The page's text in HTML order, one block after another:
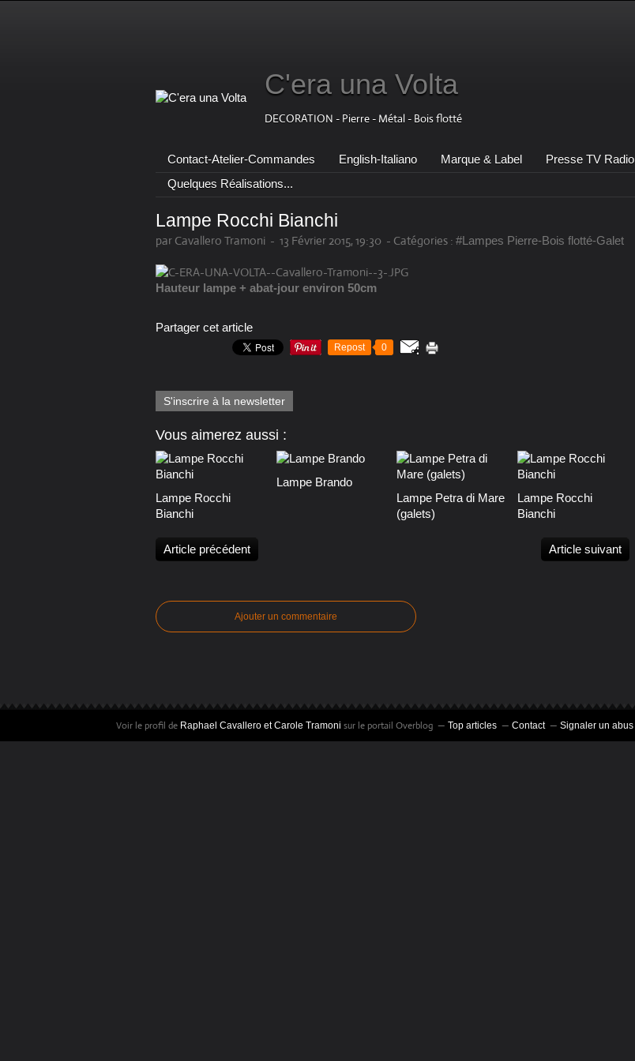
C'era una Volta
DECORATION - Pierre - Métal - Bois flotté
Contact-Atelier-Commandes English-Italiano Marque & Label Presse TV Radio
Quelques Réalisations...
Lampe Rocchi Bianchi
par Cavallero Tramoni - 13 Février 2015, 19:30 - Catégories : #Lampes Pierre-Bois flotté-Galet
Hauteur lampe + abat-jour environ 50cm
Partager cet article
Repost 0
S'inscrire à la newsletter
Vous aimerez aussi :
Lampe Rocchi
Bianchi
Lampe Brando
Lampe Petra di Mare
(galets)
Lampe Rocchi
Bianchi
Article précédent Article suivant
Ajouter un commentaire
Voir le profil de Raphael Cavallero et Carole Tramoni sur le portail Overblog Top articles Contact Signaler un abus